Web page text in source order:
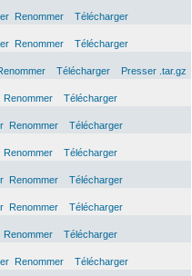
Renommer
Télécharger
Renommer
Télécharger
Télécharger
Presser .tar.gz
Renommer
Télécharger
Renommer
Télécharger
Renommer
Télécharger
Renommer
Télécharger
Renommer
Télécharger
Renommer
Télécharger
Renommer
Télécharger